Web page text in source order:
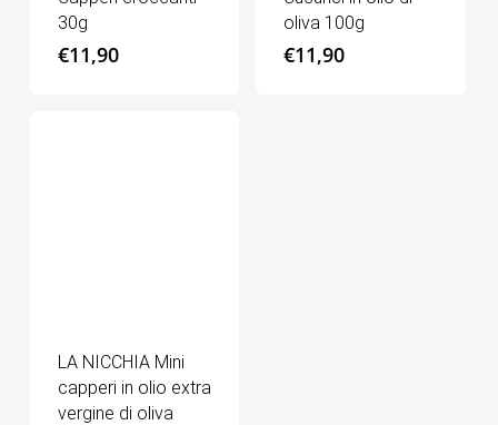
30g
€11,90
oliva 100g
€11,90
LA NICCHIA Mini
capperi in olio extra
vergine di oliva